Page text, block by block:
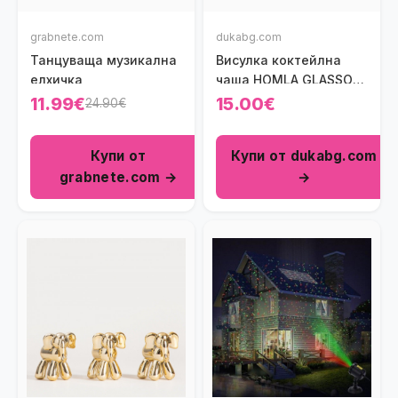
grabnete.com
Танцуваща музикална
елхичка
11.99€24.90€
Купи от
grabnete.com →
dukabg.com
Висулка коктейлна
чаша HOMLA GLASSO
10 см.
15.00€
Купи от dukabg.com
→